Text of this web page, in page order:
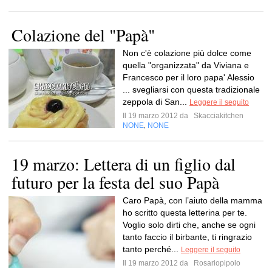
Colazione del "Papà"
Non c'è colazione più dolce come
quella "organizzata" da Viviana e
Francesco per il loro papa' Alessio
... svegliarsi con questa tradizionale
zeppola di San...
Leggere il seguito
Il 19 marzo 2012 da
Skacciakitchen
NONE NONE
19 marzo: Lettera di un figlio dal
futuro per la festa del suo Papà
Caro Papà, con l’aiuto della mamma
ho scritto questa letterina per te.
Voglio solo dirti che, anche se ogni
tanto faccio il birbante, ti ringrazio
tanto perché...
Leggere il seguito
Il 19 marzo 2012 da
Rosariopipolo